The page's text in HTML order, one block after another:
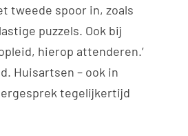
tweede spoor in, zoals
puzzels. Ook bij
hierop attenderen.’
Huisartsen – ook in
tegelijkertijd